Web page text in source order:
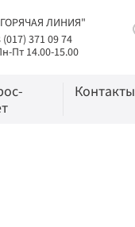
ЛИНИЯ"
(017) 371 09 74
Пт 14.00-15.00
Контакты